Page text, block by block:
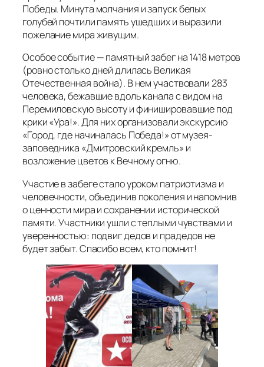
Победы. Минута молчания и запуск белых
голубей почтили память ушедших и выразили
пожелание мира живущим.
Особое событие — памятный забег на 1418 метров
(ровно столько дней длилась Великая
Отечественная война). В нем участвовали 283
человека, бежавшие вдоль канала с видом на
Перемиловскую высоту и финишировавшие под
крики «Ура!». Для них организовали экскурсию
«Город, где начиналась Победа!» от музея-
заповедника «Дмитровский кремль» и
возложение цветов к Вечному огню.
Участие в забеге стало уроком патриотизма и
человечности, объединив поколения и напомнив
о ценности мира и сохранении исторической
памяти. Участники ушли с теплыми чувствами и
уверенностью: подвиг дедов и прадедов не
будет забыт. Спасибо всем, кто помнит!